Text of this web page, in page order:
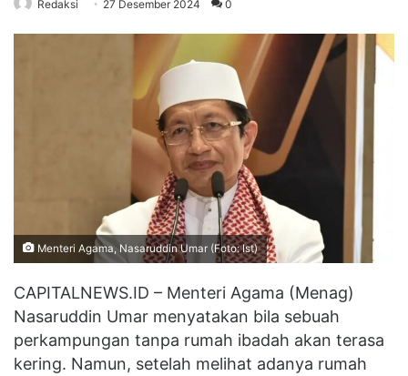
Redaksi 27 Desember 2024 0
Menteri Agama, Nasaruddin Umar (Foto: Ist)
CAPITALNEWS.ID – Menteri Agama (Menag)
Nasaruddin Umar menyatakan bila sebuah
perkampungan tanpa rumah ibadah akan terasa
kering. Namun, setelah melihat adanya rumah